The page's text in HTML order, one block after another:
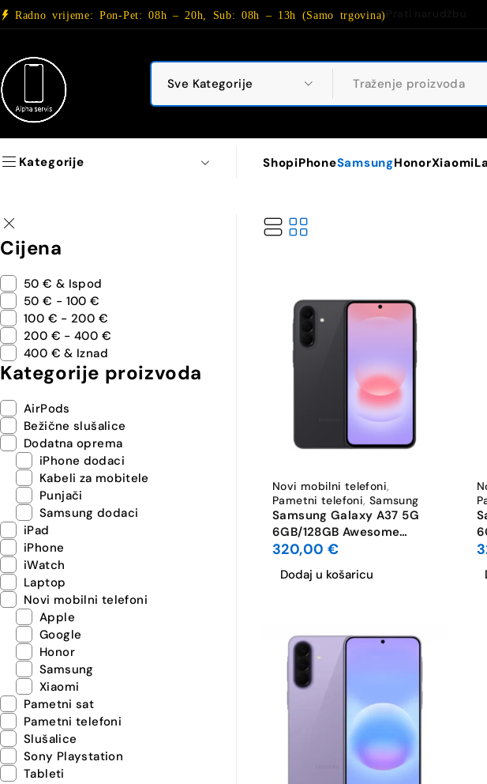
Radno vrijeme: Pon-Pet: 08h – 20h, Sub: 08h – 13h (Samo trgovina)
Kategorije ShopiPhoneSamsungHonorXiaomi
Cijena
50 € & Ispod
50 € - 100 €
100 € - 200 €
200 € - 400 €
400 € & Iznad
Kategorije proizvoda
AirPods
Bežične slušalice
Dodatna oprema
iPhone dodaci
Kabeli za mobitele
Punjači
Samsung dodaci
iPad
iPhone
iWatch
Laptop
Novi mobilni telefoni
Apple
Google
Honor
Samsung
Xiaomi
Pametni sat
Pametni telefoni
Slušalice
Sony Playstation
Tableti
Novi mobilni telefoni,
Pametni telefoni, Samsung
Samsung Galaxy A37 5G
6GB/128GB Awesome
Charcoal
320,00 €
Dodaj u košaricu